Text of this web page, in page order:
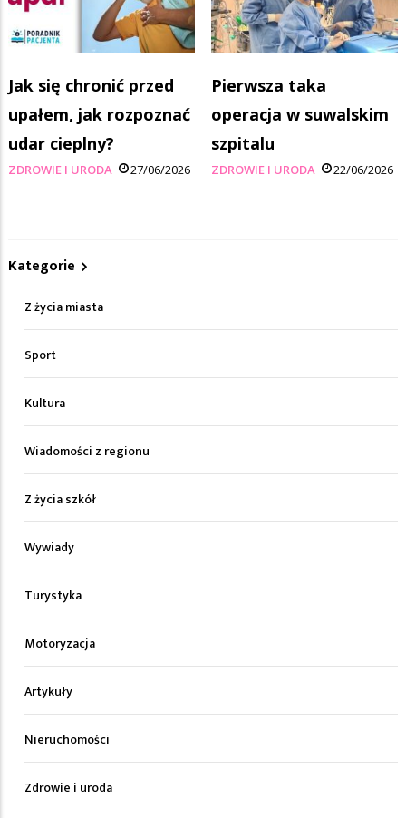
Jak się chronić przed
upałem, jak rozpoznać
udar cieplny?
ZDROWIE I URODA 27/06/2026
Pierwsza taka
operacja w suwalskim
szpitalu
ZDROWIE I URODA 22/06/2026
Kategorie
Z życia miasta
Sport
Kultura
Wiadomości z regionu
Z życia szkół
Wywiady
Turystyka
Motoryzacja
Artykuły
Nieruchomości
Zdrowie i uroda